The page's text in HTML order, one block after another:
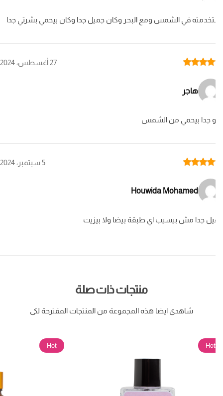
في الشمس ومع البحر وكان جميل جدا وكان بيحمي بشرتي جدا
هاجر
جدا بيحمي من الشمس
Houwida Mohamed
جدا مش بيسيب اي طبقة بيضا ولا بيزيت
منتجات ذات صلة
شاهدى ايضا هذه المجموعة من المنتجات المقترحة لكى
Hot
Hot